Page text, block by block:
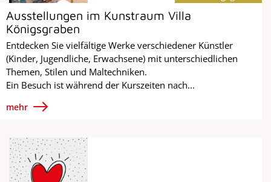
Ausstellungen im Kunstraum Villa
Königsgraben
Entdecken Sie vielfältige Werke verschiedener Künstler
(Kinder, Jugendliche, Erwachsene) mit unterschiedlichen
Themen, Stilen und Maltechniken.
Ein Besuch ist während der Kurszeiten nach...
mehr